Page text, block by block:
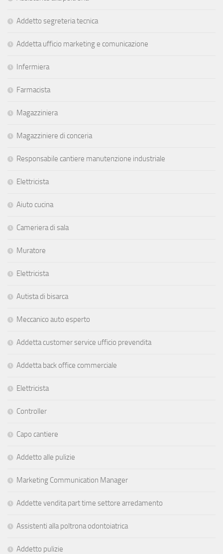
Addetto segreteria tecnica
Addetta ufficio marketing e comunicazione
Infermiera
Farmacista
Magazziniera
Magazziniere di conceria
Responsabile cantiere manutenzione industriale
Elettricista
Aiuto cucina
Cameriera di sala
Muratore
Elettricista
Autista di bisarca
Meccanico auto esperto
Addetta customer service ufficio prevendita
Addetta back office commerciale
Elettricista
Controller
Capo cantiere
Addetto alle pulizie
Marketing Communication Manager
Addette vendita part time settore arredamento
Assistenti alla poltrona odontoiatrica
Addetto pulizie